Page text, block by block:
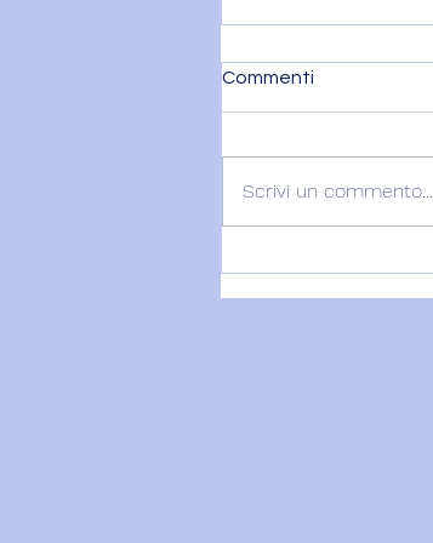
Commenti
Scrivi un commento...